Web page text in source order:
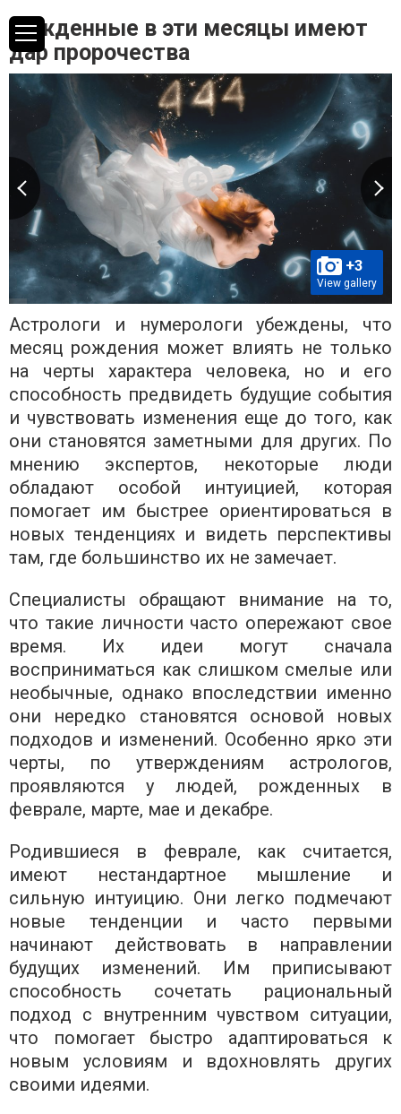
Рожденные в эти месяцы имеют
дар пророчества
+3
View gallery
Астрологи и нумерологи убеждены, что
месяц рождения может влиять не только
на черты характера человека, но и его
способность предвидеть будущие события
и чувствовать изменения еще до того, как
они становятся заметными для других. По
мнению экспертов, некоторые люди
обладают особой интуицией, которая
помогает им быстрее ориентироваться в
новых тенденциях и видеть перспективы
там, где большинство их не замечает.
Специалисты обращают внимание на то,
что такие личности часто опережают свое
время. Их идеи могут сначала
восприниматься как слишком смелые или
необычные, однако впоследствии именно
они нередко становятся основой новых
подходов и изменений. Особенно ярко эти
черты, по утверждениям астрологов,
проявляются у людей, рожденных в
феврале, марте, мае и декабре.
Родившиеся в феврале, как считается,
имеют нестандартное мышление и
сильную интуицию. Они легко подмечают
новые тенденции и часто первыми
начинают действовать в направлении
будущих изменений. Им приписывают
способность сочетать рациональный
подход с внутренним чувством ситуации,
что помогает быстро адаптироваться к
новым условиям и вдохновлять других
своими идеями.